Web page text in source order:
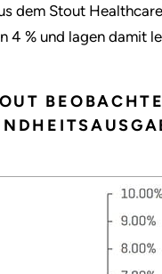
dem Stout
4 % und lagen damit